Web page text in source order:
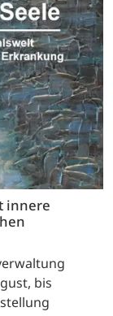
innere
bis